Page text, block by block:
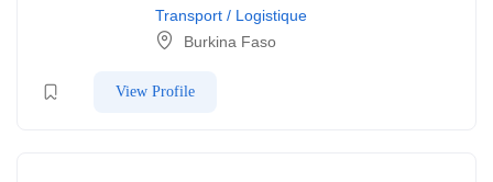
Transport / Logistique
Burkina Faso
View Profile